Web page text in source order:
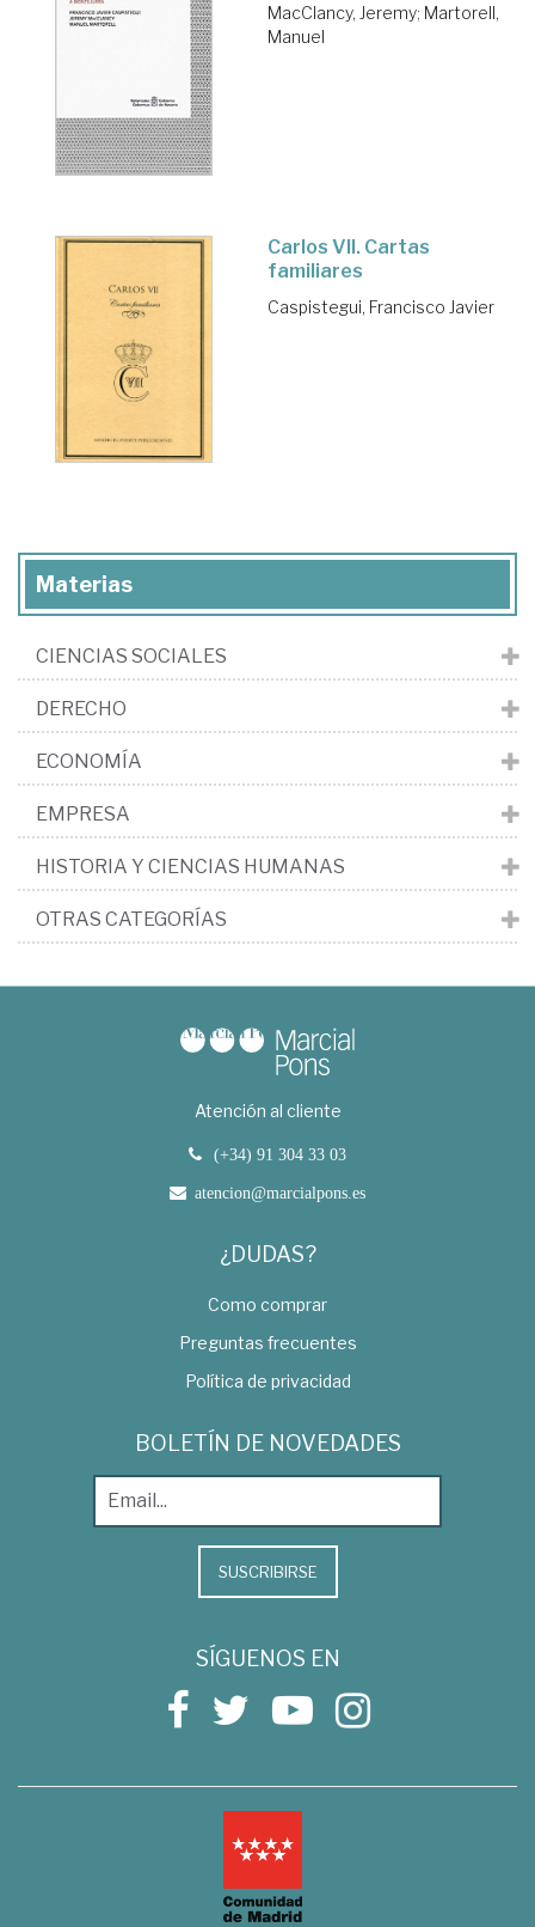
MacClancy, Jeremy; Martorell,
Manuel
Carlos VII. Cartas
familiares
Caspistegui, Francisco Javier
Materias
CIENCIAS SOCIALES
DERECHO
ECONOMÍA
EMPRESA
HISTORIA Y CIENCIAS HUMANAS
OTRAS CATEGORÍAS
Atención al cliente
(+34) 91 304 33 03
atencion@marcialpons.es
¿DUDAS?
Como comprar
Preguntas frecuentes
Política de privacidad
BOLETÍN DE NOVEDADES
SUSCRIBIRSE
SÍGUENOS EN